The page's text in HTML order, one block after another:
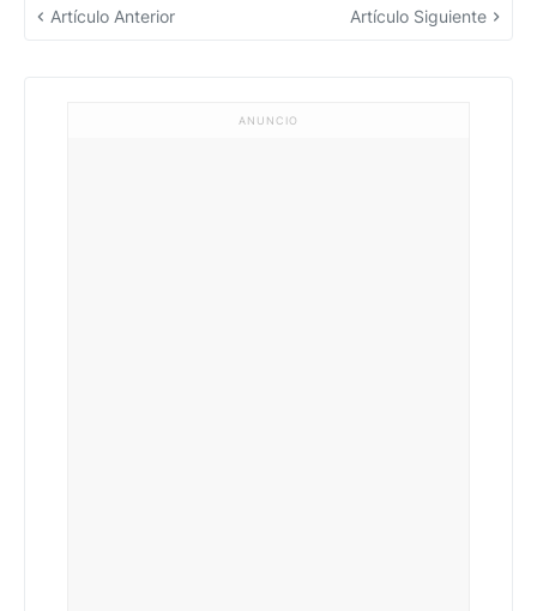
Artículo Anterior Artículo Siguiente
ANUNCIO